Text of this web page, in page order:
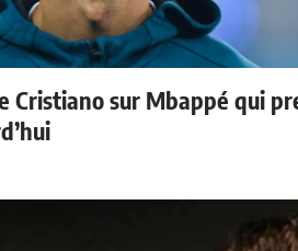
Cristiano sur Mbappé qui